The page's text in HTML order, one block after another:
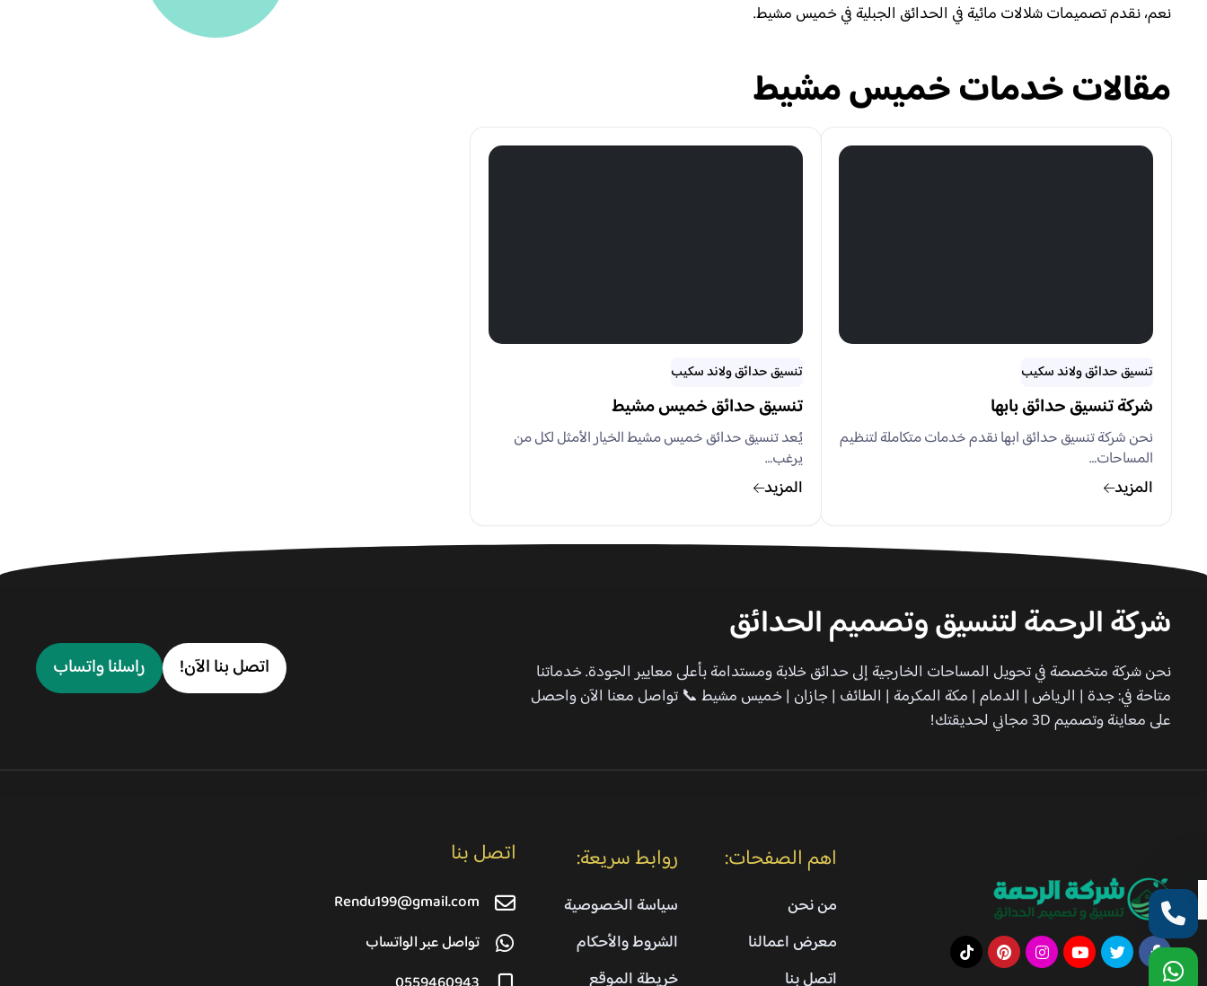
نعم، نقدم تصميمات شلالات مائية في الحدائق الجبلية في خميس مشيط.
مقالات خدمات خميس مشيط
تنسيق حدائق ولاند سكيب
شركة تنسيق حدائق بابها
نحن شركة تنسيق حدائق ابها نقدم خدمات متكاملة لتنظيم
المساحات…
المزيد
تنسيق حدائق ولاند سكيب
تنسيق حدائق خميس مشيط
يُعد تنسيق حدائق خميس مشيط الخيار الأمثل لكل من
يرغب…
المزيد
شركة الرحمة لتنسيق وتصميم الحدائق
نحن شركة متخصصة في تحويل المساحات الخارجية إلى حدائق خلابة ومستدامة بأعلى معايير الجودة. خدماتنا
متاحة في: جدة | الرياض | الدمام | مكة المكرمة | الطائف | جازان | خميس مشيط 📞 تواصل معنا الآن واحصل
على معاينة وتصميم 3D مجاني لحديقتك!
اتصل بنا الآن! راسلنا واتساب
اهم الصفحات:
من نحن
معرض اعمالنا
اتصل بنا
روابط سريعة:
سياسة الخصوصية
الشروط والأحكام
خريطة الموقع
اتصل بنا
Rendu199@gmail.com
تواصل عبر الواتساب